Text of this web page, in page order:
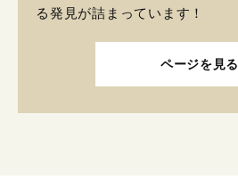
る発見が詰まっています！
ページを見る